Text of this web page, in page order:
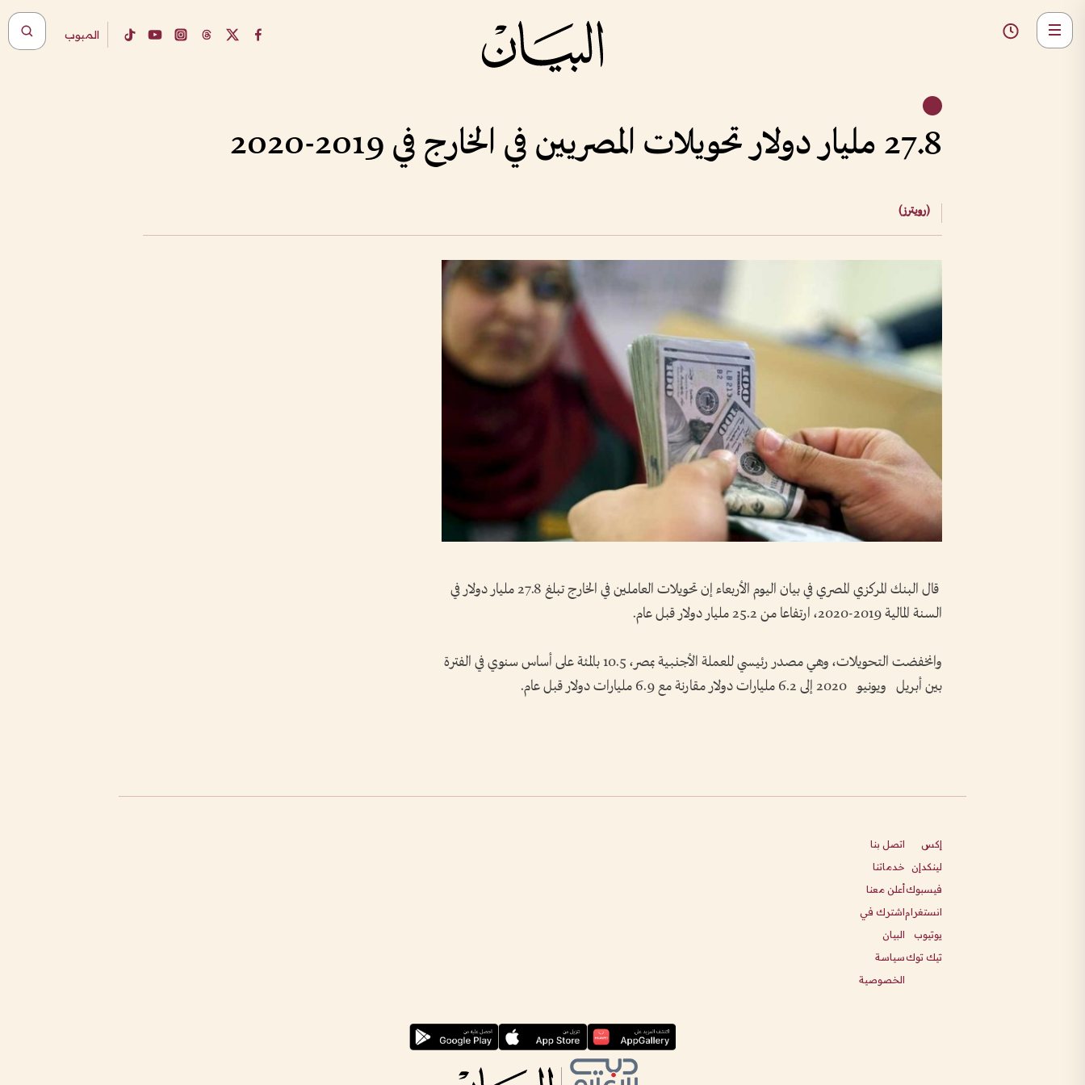
المبوب
27.8 مليار دولار تحويلات المصريين في الخارج في 2019-2020
(رويترز)
قال البنك المركزي المصري في بيان اليوم الأربعاء إن تحويلات العاملين في الخارج تبلغ 27.8 مليار دولار في
السنة المالية 2019-2020، ارتفاعا من 25.2 مليار دولار قبل عام.
وانخفضت التحويلات، وهي مصدر رئيسي للعملة الأجنبية بمصر، 10.5 بالمئة على أساس سنوي في الفترة
بين أبريل ويونيو 2020 إلى 6.2 مليارات دولار مقارنة مع 6.9 مليارات دولار قبل عام.
إكس
لينكدإن
فيسبوك
انستغرام
يوتيوب
تيك توك
اتصل بنا
خدماتنا
أعلن معنا
اشترك في
البيان
سياسة
الخصوصية